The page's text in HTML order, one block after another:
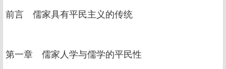
前言 儒家具有平民主义的传统
第一章 儒家人学与儒学的平民性